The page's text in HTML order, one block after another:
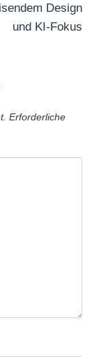
Design
und KI-Fokus
Erforderliche